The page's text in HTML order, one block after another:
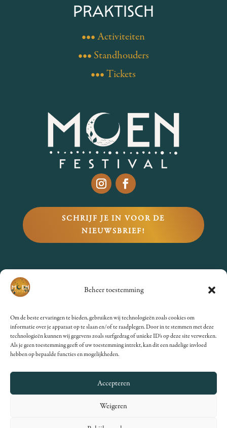
Beheer toestemming
Om de beste ervaringen te bieden, gebruiken wij technologieën zoals cookies om
informatie over je apparaat op te slaan en/of te raadplegen. Door in te stemmen met deze
technologieën kunnen wij gegevens zoals surfgedrag of unieke ID's op deze site verwerken.
Als je geen toestemming geeft of uw toestemming intrekt, kan dit een nadelige invloed
hebben op bepaalde functies en mogelijkheden.
Accepteren
Weigeren
PRAKTISCH
••• Activiteiten
••• Standhouders
••• Tickets
SCHRIJF JE IN VOOR DE
NIEUWSBRIEF!
VRAGEN?
mailtje naar
info@moenfestival.nl.